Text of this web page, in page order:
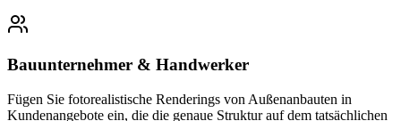
Bauunternehmer & Handwerker
Fügen Sie fotorealistische Renderings von Außenanbauten in
Kundenangebote ein, die die genaue Struktur auf dem tatsächlichen